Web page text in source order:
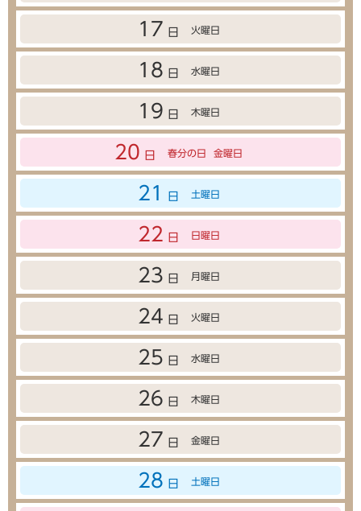
17 日 火曜日
18 日 水曜日
19 日 木曜日
20 日 春分の日 金曜日
21 日 土曜日
22 日 日曜日
23 日 月曜日
24 日 火曜日
25 日 水曜日
26 日 木曜日
27 日 金曜日
28 日 土曜日